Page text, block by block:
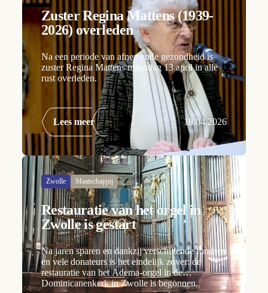
Zuster Regina Mattens (1939-
2026) overleden
Na een periode van afnemende gezondheid is
zuster Regina Mattens maandag 13 april in alle
rust overleden.
Lees meer 18.04.2026
Zwolle Maatschappij
Restauratie van het orgel in
Zwolle is gestart
Na jaren sparen en dankzij verschillende fondsen
en vele donateurs is het eindelijk zover: de
restauratie van het Adema-orgel in de
Dominicanenkerk in Zwolle is begonnen.